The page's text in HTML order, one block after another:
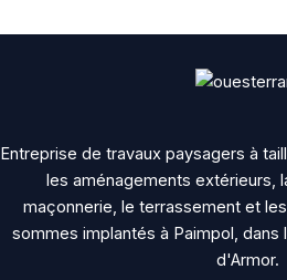
Entreprise de travaux paysagers à
les aménagements extérieurs,
maçonnerie, le terrassement et
sommes implantés à Paimpol,
d'Armor.